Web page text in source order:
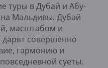
туры в Дубай и Абу-
Мальдивы. Дубай
масштабом и
совершенно
гармонию и
суеты.